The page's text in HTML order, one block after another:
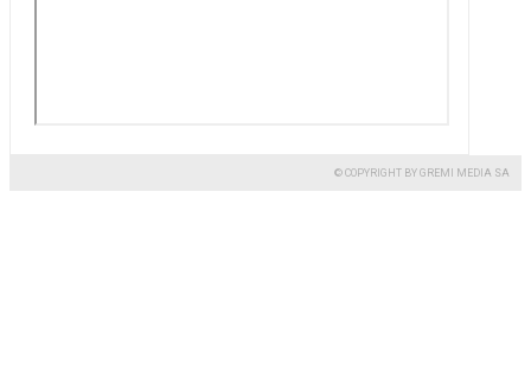
© COPYRIGHT BY GREMI MEDIA SA